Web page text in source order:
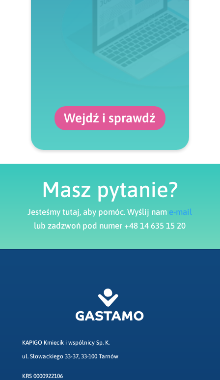
Wejdź i sprawdź
Masz pytanie?
Jesteśmy tutaj, aby pomóc. Wyślij nam e-mail
lub zadzwoń pod numer +48 14 635 15 20
KAPIGO Kmiecik i wspólnicy Sp. K.
ul. Słowackiego 33-37, 33-100 Tarnów
KRS 0000922106